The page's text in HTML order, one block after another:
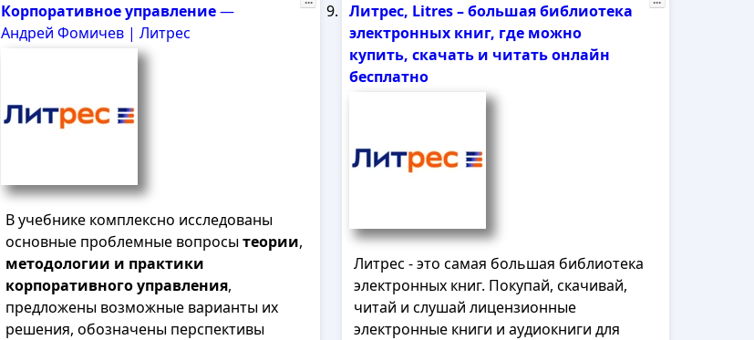
Корпоративноеуправление—
Андрей Фомичев | Литрес
В учебнике комплексно исследованы
основные проблемные вопросытеории,
методологии и практики
корпоративногоуправления,
предложены возможные варианты их
решения, обозначены перспективы
Литрес, Litres – большая библиотека
электронных книг, где можно
купить, скачать и читать онлайн
бесплатно
Литрес - это самая большая библиотека
электронных книг. Покупай, скачивай,
читай и слушай лицензионные
электронные книги и аудиокниги для